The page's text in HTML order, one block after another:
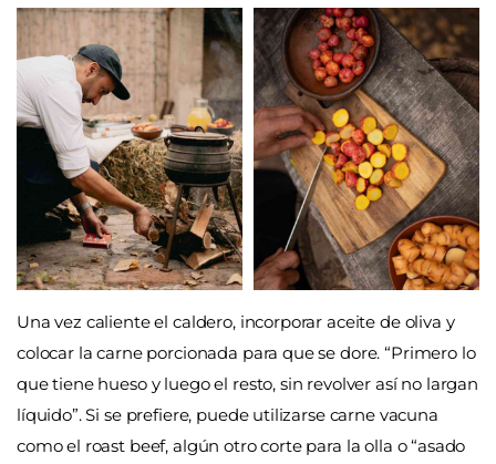
Una vez caliente el caldero, incorporar aceite de oliva y
colocar la carne porcionada para que se dore.“Primero lo
que tiene hueso y luego el resto, sin revolver así no largan
líquido”. Si se prefiere, puede utilizarse carne vacuna
como el roast beef, algún otro corte para la olla o “asado